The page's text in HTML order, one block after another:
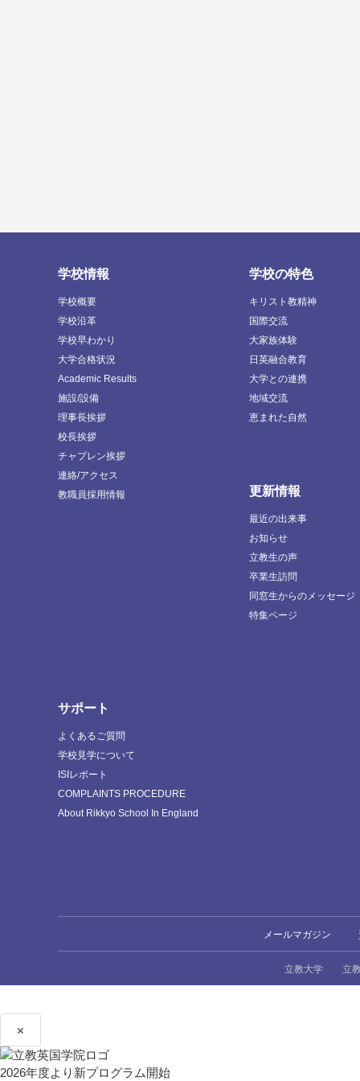
学校情報
学校概要
学校沿革
学校早わかり
大学合格状況
Academic Results
施設/設備
理事長挨拶
校長挨拶
チャプレン挨拶
連絡/アクセス
教職員採用情報
学校の特色
キリスト教精神
国際交流
大家族体験
日英融合教育
大学との連携
地域交流
恵まれた自然
更新情報
最近の出来事
お知らせ
立教生の声
卒業生訪問
同窓生からのメッセージ
特集ページ
サポート
よくあるご質問
学校見学について
ISIレポート
COMPLAINTS PROCEDURE
About Rikkyo School In England
メールマガジン
立教大学 立
×
2026年度より新プログラム開始